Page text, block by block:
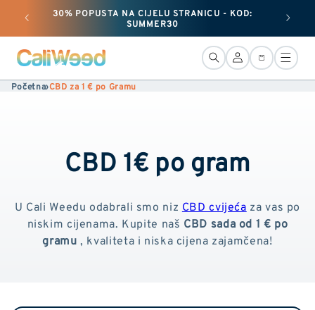
preskoči
sadržaj
30% POPUSTA NA CIJELU STRANICU - KOD:
SUMMER30 + 25
VezaKošara
Početna›CBD za 1 € po Gramu
CBD 1€ po gram
U Cali Weedu odabrali smo niz CBD cvijeća za vas po
niskim cijenama. Kupite naš CBD sada od 1 € po
gramu , kvaliteta i niska cijena zajamčena!